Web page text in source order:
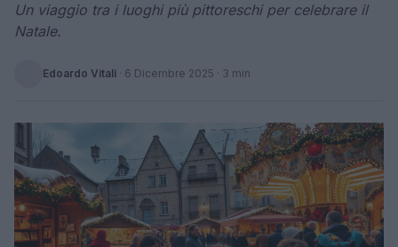
Un viaggio tra i luoghi più pittoreschi per celebrare il
Natale.
Edoardo Vitali · 6 Dicembre 2025 · 3 min